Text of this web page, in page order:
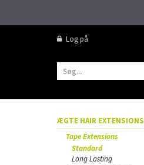
Log på
ÆGTE HAIR EXTENSIONS
Tape Extensions
Standard
Long Lasting